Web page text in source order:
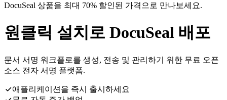
DocuSeal 상품을 최대 70% 할인된 가격으로 만나보세요.
원클릭 설치로 DocuSeal 배포
문서 서명 워크플로를 생성, 전송 및 관리하기 위한 무료 오픈
소스 전자 서명 플랫폼.
애플리케이션을 즉시 출시하세요